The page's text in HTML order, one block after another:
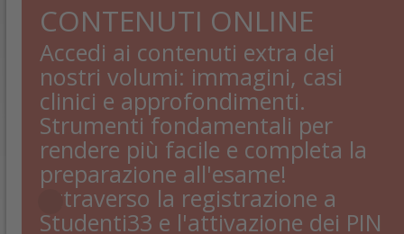
CONTENUTI ONLINE
Accedi ai contenuti extra dei
nostri volumi: immagini, casi
clinici e approfondimenti.
Strumenti fondamentali per
rendere più facile e completa la
preparazione all'esame!
Attraverso la registrazione a
Studenti33 e l'attivazione dei PIN